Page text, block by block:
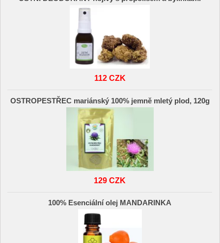
112 CZK
OSTROPESTŘEC mariánský 100% jemně mletý plod, 120g
129 CZK
100% Esenciální olej MANDARINKA